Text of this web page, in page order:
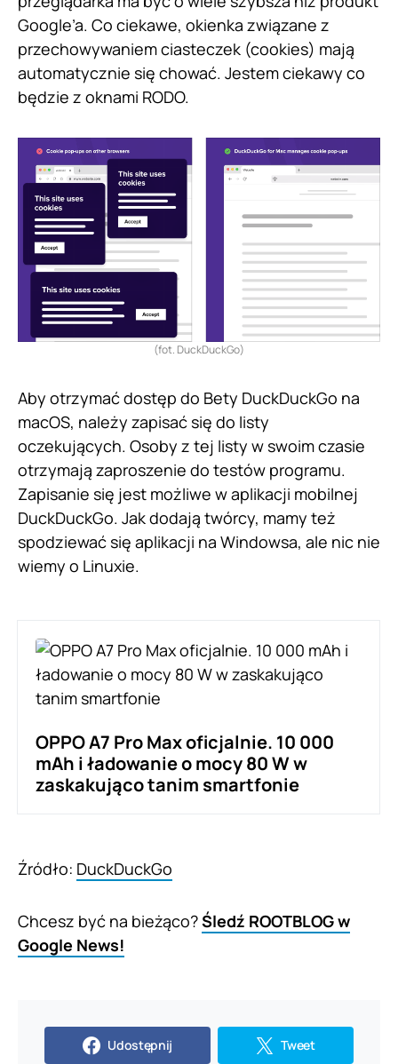
Google’a. Co ciekawe, okienka związane z
przechowywaniem ciasteczek (cookies) mają
automatycznie się chować. Jestem ciekawy co
będzie z oknami RODO.
(fot. DuckDuckGo)
Aby otrzymać dostęp do Bety DuckDuckGo na
macOS, należy zapisać się do listy
oczekujących. Osoby z tej listy w swoim czasie
otrzymają zaproszenie do testów programu.
Zapisanie się jest możliwe w aplikacji mobilnej
DuckDuckGo. Jak dodają twórcy, mamy też
spodziewać się aplikacji na Windowsa, ale nic nie
wiemy o Linuxie.
OPPO A7 Pro Max oficjalnie. 10 000
mAh i ładowanie o mocy 80 W w
zaskakująco tanim smartfonie
Źródło: DuckDuckGo
Chcesz być na bieżąco?Śledź ROOTBLOG w
Google News!
Udostępnij Tweet